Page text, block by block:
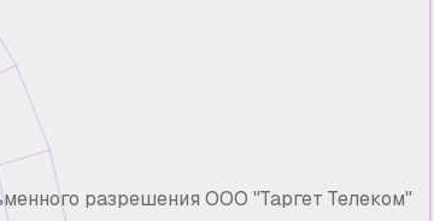
разрешения ООО "Таргет Телеком"